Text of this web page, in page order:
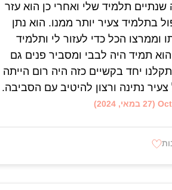
להוריו,
לו תמיד להסב להוריו גאוה ונחת.
כשקיבל את הצו הראשון ידע שהוא
אמיתי וציוני,
לו להגן על המולדת ועלינו ולתרום
שנתיים תלמיד שלי ואחרי כן הוא עזר
בתלמיד צעיר יותר ממנו. הוא נתן
וממרצו הכל כדי לעזור לי ותלמיד
תמיד היה לבבי ומסביר פנים גם
יחד בקשיים כזה היה רום הייתה
צעיר נתינה ורצון להיטיב עם הסביבה.
(27 במאי, 2024)